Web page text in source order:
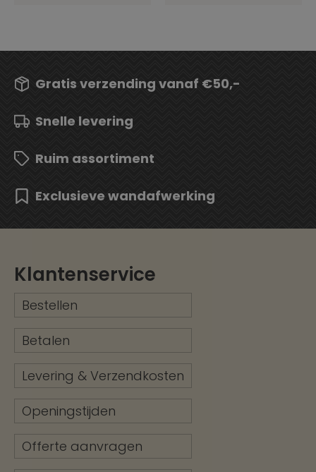
Gratis verzending vanaf €50,-
Snelle levering
Ruim assortiment
Exclusieve wandafwerking
Klantenservice
Bestellen
Betalen
Levering & Verzendkosten
Openingstijden
Offerte aanvragen